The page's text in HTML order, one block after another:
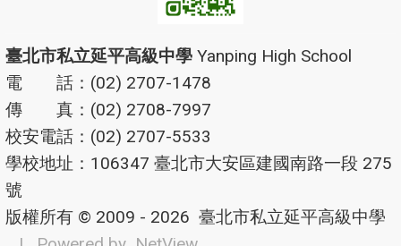
臺北市私立延平高級中學 Yanping High School
電 話：(02) 2707-1478
傳 真：(02) 2708-7997
校安電話：(02) 2707-5533
學校地址：106347 臺北市大安區建國南路一段 275
號
版權所有 © 2009 - 2026 臺北市私立延平高級中學